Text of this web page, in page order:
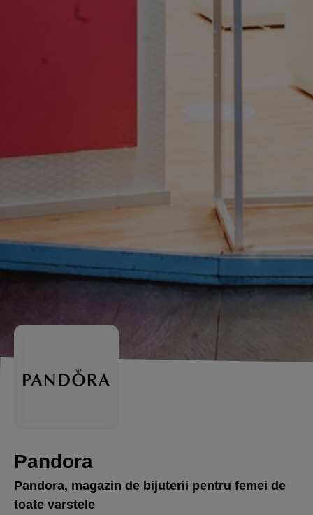
Pandora
Pandora, magazin de bijuterii pentru femei de
toate varstele